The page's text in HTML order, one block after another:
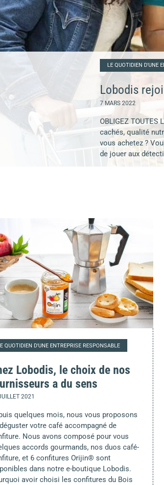
LE QUOTIDIEN D'UNE
Lobodis
7 MARS 2022
OBLIGEZ TOUTES
cachés, qualité
vous achetez ?
de jouer aux
QUOTIDIEN D'UNE ENTREPRISE RESPONSABLE
Lobodis, le choix de nos
a du sens
2021
quelques mois, nous vous proposons
votre café accompagné de
Nous avons composé pour vous
accords gourmands, nos duos café-
et 6 confitures Orijin® sont
dans notre e-boutique Lobodis.
avoir choisi les confitures du Bois